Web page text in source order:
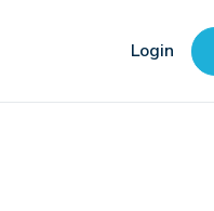
Login